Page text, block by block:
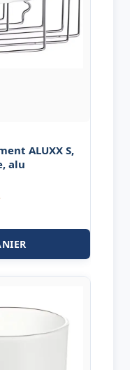
ALUXX S,
alu